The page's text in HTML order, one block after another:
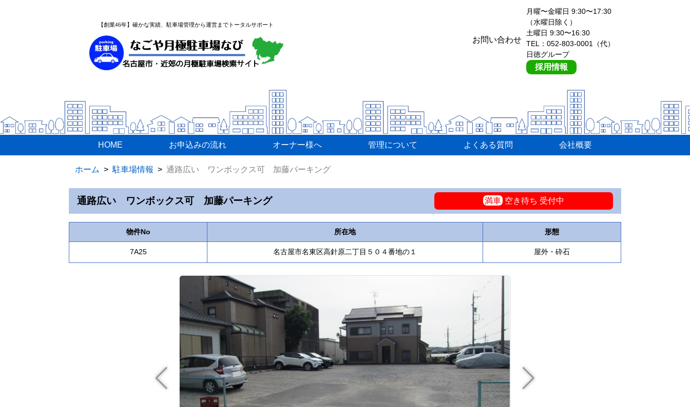
【創業46年】確かな実績、駐車場管理から運営までトータルサポート
お問い合わせ
月曜〜金曜日 9:30〜17:30
（水曜日除く）
土曜日 9:30〜16:30
TEL：052-803-0001（代）
日徳グループ
採用情報
HOME お申込みの流れ オーナー様へ 管理について よくある質問 会社概要
ホーム 駐車場情報 通路広い ワンボックス可 加藤パーキング
通路広い ワンボックス可 加藤パーキング 満車空き待ち 受付中
物件No 所在地 形態
7A25 名古屋市名東区高針原二丁目５０４番地の１ 屋外・砕石